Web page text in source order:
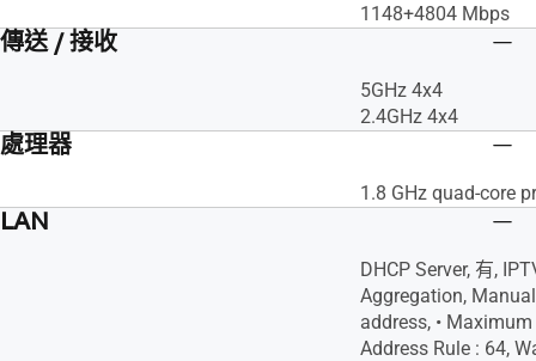
1148+4804 Mbps
傳送 / 接收
5GHz 4x4
2.4GHz 4x4
處理器
1.8 GHz quad-core
LAN
DHCP Server, 有,
Aggregation,
address, •
Address Rule : 64,